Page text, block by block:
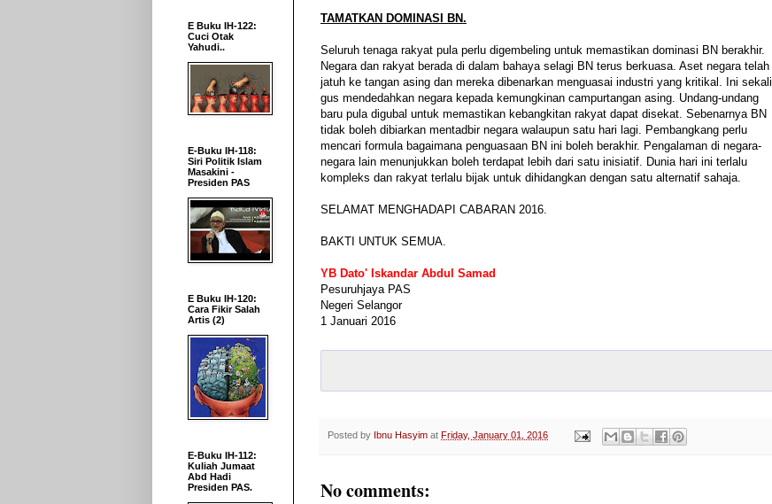
TAMATKAN DOMINASI BN.
Seluruh tenaga rakyat pula perlu digembeling untuk memastikan dominasi BN berakhir.
Negara dan rakyat berada di dalam bahaya selagi BN terus berkuasa. Aset negara telah
jatuh ke tangan asing dan mereka dibenarkan menguasai industri yang kritikal. Ini sekali
gus mendedahkan negara kepada kemungkinan campurtangan asing. Undang-undang
baru pula digubal untuk memastikan kebangkitan rakyat dapat disekat. Sebenarnya BN
tidak boleh dibiarkan mentadbir negara walaupun satu hari lagi. Pembangkang perlu
mencari formula bagaimana penguasaan BN ini boleh berakhir. Pengalaman di negara-
negara lain menunjukkan boleh terdapat lebih dari satu inisiatif. Dunia hari ini terlalu
kompleks dan rakyat terlalu bijak untuk dihidangkan dengan satu alternatif sahaja.
SELAMAT MENGHADAPI CABARAN 2016.
BAKTI UNTUK SEMUA.
YB Dato' Iskandar Abdul Samad
Pesuruhjaya PAS
Negeri Selangor
1 Januari 2016
Posted by Ibnu Hasyim at Friday, January 01, 2016
No comments:
E Buku IH-122:
Cuci Otak
Yahudi..
E-Buku IH-118:
Siri Politik Islam
Masakini -
Presiden PAS
E Buku IH-120:
Cara Fikir Salah
Artis (2)
E-Buku IH-112:
Kuliah Jumaat
Abd Hadi
Presiden PAS.